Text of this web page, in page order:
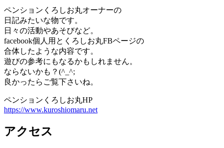
ペンションくろしお丸オーナーの
日記みたいな物です。
日々の活動やあそびなど。
facebook個人用とくろしお丸FBページの
合体したような内容です。
遊びの参考にもなるかもしれません。
ならないかも？(^_^;
良かったらご覧下さいね。
ペンションくろしお丸HP
https://www.kuroshiomaru.net
アクセス